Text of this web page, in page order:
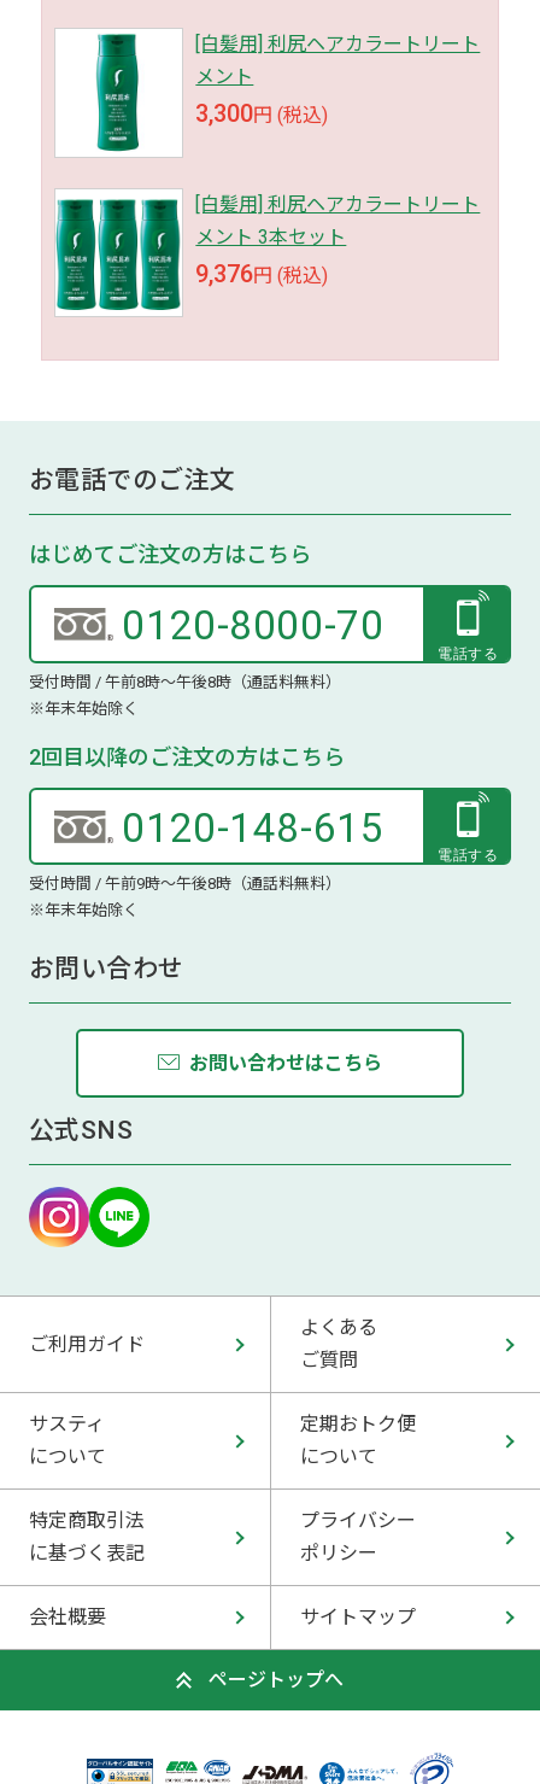
[白髪用] 利尻ヘアカラートリート
メント
3,300円 (税込)
[白髪用] 利尻ヘアカラートリート
メント 3本セット
9,376円 (税込)
お電話でのご注文
はじめてご注文の方はこちら
0120-8000-70
受付時間 / 午前8時～午後8時（通話料無料）
※年末年始除く
2回目以降のご注文の方はこちら
0120-148-615
受付時間 / 午前9時～午後8時（通話料無料）
※年末年始除く
お問い合わせ
お問い合わせはこちら
公式SNS
ご利用ガイド
よくある
ご質問
サスティ
について
定期おトク便
について
特定商取引法
に基づく表記
プライバシー
ポリシー
会社概要 サイトマップ
ページトップへ